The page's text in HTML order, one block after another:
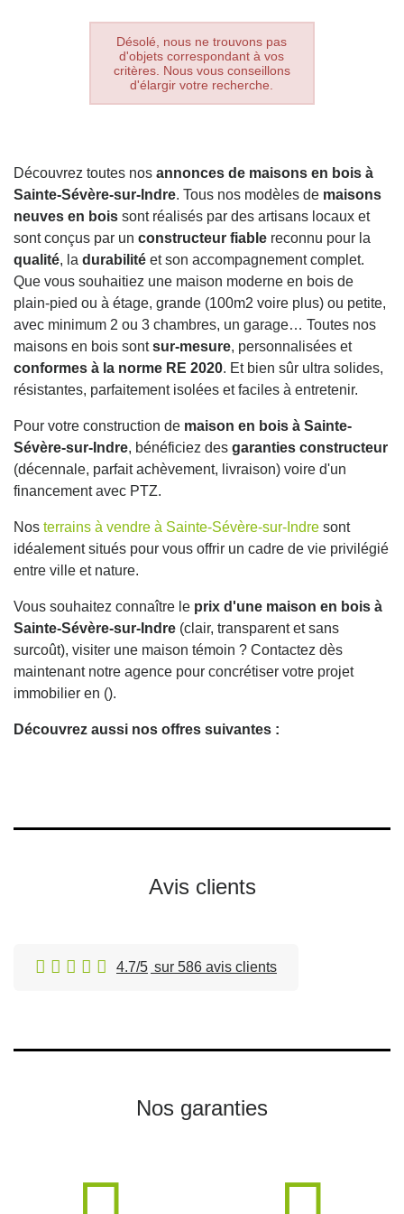
Désolé, nous ne trouvons pas
d'objets correspondant à vos
critères. Nous vous conseillons
d'élargir votre recherche.
Découvrez toutes nos annonces de maisons en bois à
Sainte-Sévère-sur-Indre. Tous nos modèles de maisons
neuves en bois sont réalisés par des artisans locaux et
sont conçus par un constructeur fiable reconnu pour la
qualité, la durabilité et son accompagnement complet.
Que vous souhaitiez une maison moderne en bois de
plain-pied ou à étage, grande (100m2 voire plus) ou petite,
avec minimum 2 ou 3 chambres, un garage… Toutes nos
maisons en bois sontsur-mesure, personnalisées et
conformes à la norme RE 2020. Et bien sûr ultra solides,
résistantes, parfaitement isolées et faciles à entretenir.
Pour votre construction de maison en bois à Sainte-
Sévère-sur-Indre, bénéficiez des garanties constructeur
(décennale, parfait achèvement, livraison) voire d'un
financement avec PTZ.
Nos terrains à vendre à Sainte-Sévère-sur-Indre sont
idéalement situés pour vous offrir un cadre de vie privilégié
entre ville et nature.
Vous souhaitez connaître le prix d'une maison en bois à
Sainte-Sévère-sur-Indre (clair, transparent et sans
surcoût), visiter une maison témoin ? Contactez dès
maintenant notre agence pour concrétiser votre projet
immobilier en ().
Découvrez aussi nos offres suivantes :
Avis clients
4.7/5 sur 586 avis clients
Nos garanties